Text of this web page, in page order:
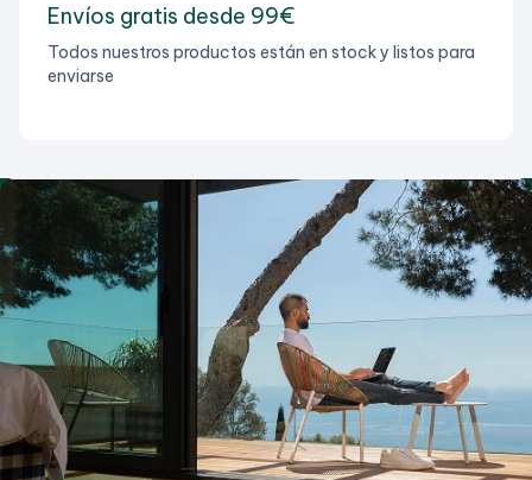
Envíos gratis desde 99€
Todos nuestros productos están en stock y listos para
enviarse